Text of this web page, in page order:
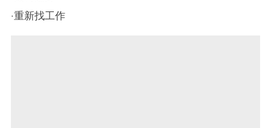
‧重新找工作